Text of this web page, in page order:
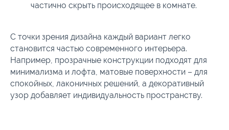
частично скрыть происходящее в комнате.
С точки зрения дизайна каждый вариант легко
становится частью современного интерьера.
Например, прозрачные конструкции подходят для
минимализма и лофта, матовые поверхности – для
спокойных, лаконичных решений, а декоративный
узор добавляет индивидуальность пространству.